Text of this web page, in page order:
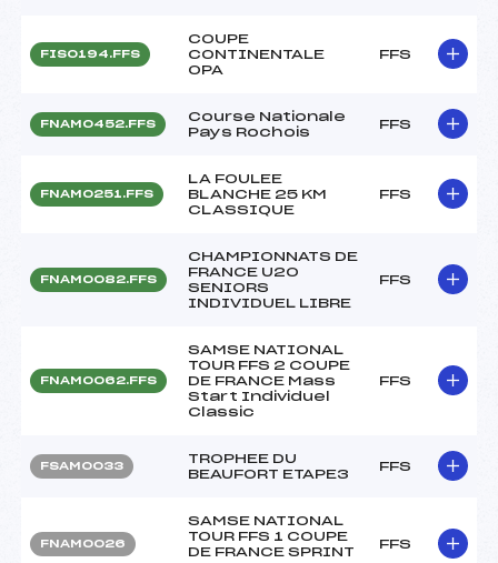
FIS0194.FFS
COUPE
CONTINENTALE
OPA
FFS
FNAM0452.FFS
Course Nationale
Pays Rochois
FFS
FNAM0251.FFS
LA FOULEE
BLANCHE 25 KM
CLASSIQUE
FFS
FNAM0082.FFS
CHAMPIONNATS DE
FRANCE U20
SENIORS
INDIVIDUEL LIBRE
FFS
FNAM0062.FFS
SAMSE NATIONAL
TOUR FFS 2 COUPE
DE FRANCE Mass
Start Individuel
Classic
FFS
FSAM0033
TROPHEE DU
BEAUFORT ETAPE3
FFS
FNAM0026
SAMSE NATIONAL
TOUR FFS 1 COUPE
DE FRANCE SPRINT
FFS